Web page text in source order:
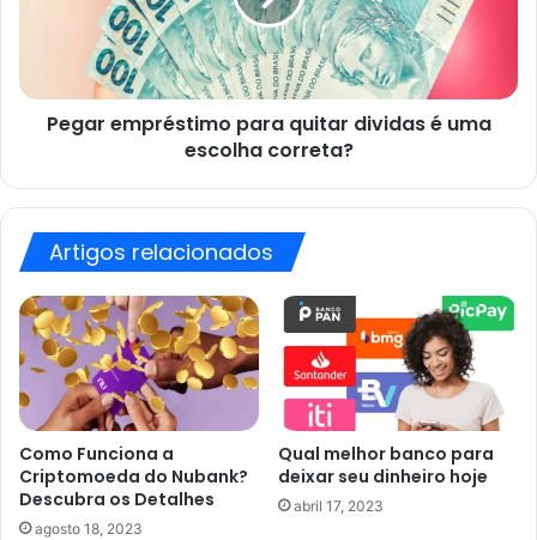
correta?
Pegar empréstimo para quitar dividas é uma
escolha correta?
Artigos relacionados
Como Funciona a
Criptomoeda do Nubank?
Descubra os Detalhes
agosto 18, 2023
Qual melhor banco para
deixar seu dinheiro hoje
abril 17, 2023